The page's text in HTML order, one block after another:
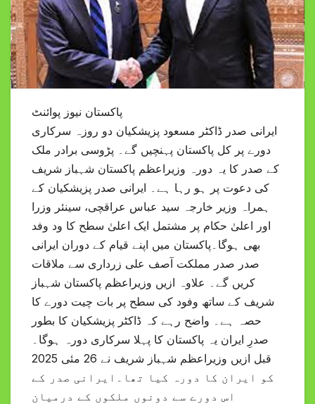
پاکستان نیوز پوائنٹ
ایرانی صدر ڈاکٹر مسعود پزیشکیان دو روزہ سرکاری
دورے پر کل پاکستان پہنچیں گے۔ پڑوسی برادر ملک
کے صدر کا یہ دورہ وزیراعظم پاکستان شہباز شریف
کی دعوت پر ہو رہا ہے۔ ایرانی صدر پزیشکیان کے
ہمراہ وزیر خارجہ سید عباس عراقچی، سینئر وزرا
اور اعلیٰ حکام پر مشتمل ایک اعلیٰ سطح کا ود وفد
بھی ہوگا۔پاکستان میں اپنے قیام کے دوران ایرانی
صدر صدر مملکت آصف علی زرداری سے ملاقات
کریں گے۔ علاوہ ازیں وزیراعظم پاکستان شہباز
شریف کے ساتھ وفود کی سطح پر بات چیت دورے کا
حصہ ہے۔ واضح رہے کہ ڈاکٹر پزیشکیان کا بطور
صدرِ ایران یہ پاکستان کا پہلا سرکاری دورہ ہوگا۔
قبل ازیں وزیراعظم شہباز شریف نے 26 مئی 2025
کو ایران کا دورہ کیا تھا۔ایرانی صدر کے
اس دورے سے دونوں ملکوں کے درمیان